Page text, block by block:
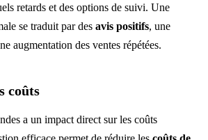
retards et des options de suivi. Une
se traduit par des avis positifs, une
augmentation des ventes répétées.
coûts
a un impact direct sur les coûts